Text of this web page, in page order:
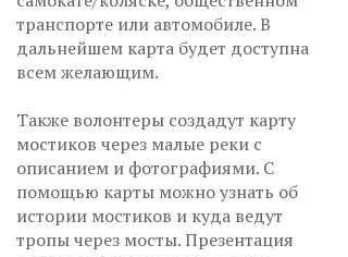
транспорте или автомобиле. В
дальнейшем карта будет доступна
всем желающим.
Также волонтеры создадут карту
мостиков через малые реки с
описанием и фотографиями. С
помощью карты можно узнать об
истории мостиков и куда ведут
тропы через мосты. Презентация